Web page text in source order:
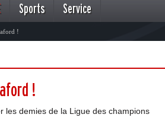
Sports Service
!
!
les demies de la Ligue des champions